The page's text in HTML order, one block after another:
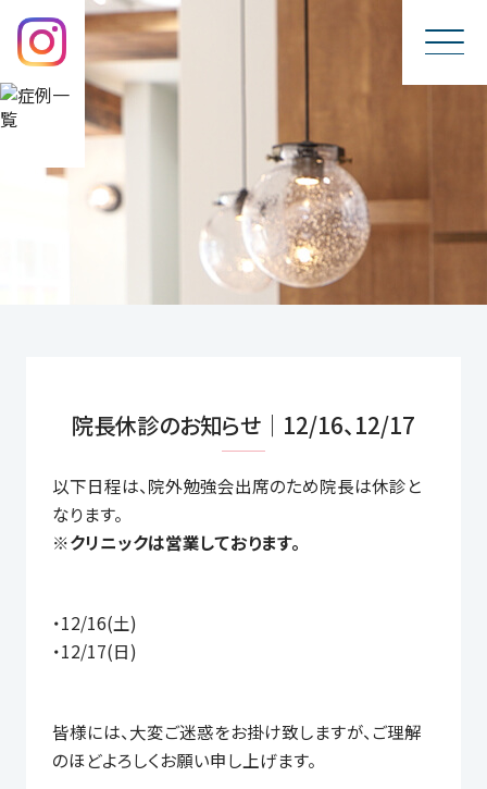
院長休診のお知らせ｜12/16、12/17
以下日程は、院外勉強会出席のため院長は休診と
なります。
※クリニックは営業しております。
・12/16(土)
・12/17(日)
皆様には、大変ご迷惑をお掛け致しますが、ご理解
のほどよろしくお願い申し上げます。